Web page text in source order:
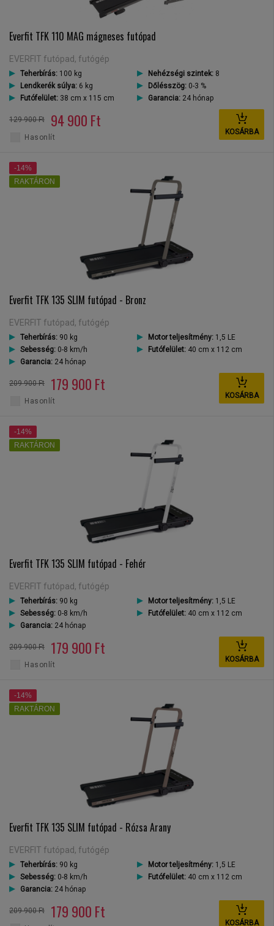
Everfit TFK 110 MAG mágneses futópad
EVERFIT futópad, futógép
Teherbírás: 100 kg Nehézségi szintek:8
Lendkerék súlya: 6 kg Dőlésszög:0-3 %
Futófelület: 38 cm x 115 cm Garancia:24 hónap
129 900 Ft 94 900 Ft
KOSÁRBA
Hasonlít
Everfit TFK 135 SLIM futópad - Bronz
EVERFIT futópad, futógép
Teherbírás: 90 kg Motor teljesítmény:1,5 LE
Sebesség: 0-8 km/h Futófelület:40 cm x 112 cm
Garancia: 24 hónap
209 900 Ft 179 900 Ft
KOSÁRBA
-14%
RAKTÁRON
Hasonlít
Everfit TFK 135 SLIM futópad - Fehér
EVERFIT futópad, futógép
Teherbírás: 90 kg Motor teljesítmény:1,5 LE
Sebesség: 0-8 km/h Futófelület:40 cm x 112 cm
Garancia: 24 hónap
209 900 Ft 179 900 Ft
KOSÁRBA
-14%
RAKTÁRON
Hasonlít
Everfit TFK 135 SLIM futópad - Rózsa Arany
EVERFIT futópad, futógép
Teherbírás: 90 kg Motor teljesítmény:1,5 LE
Sebesség: 0-8 km/h Futófelület:40 cm x 112 cm
Garancia: 24 hónap
209 900 Ft 179 900 Ft
KOSÁRBA
-14%
RAKTÁRON